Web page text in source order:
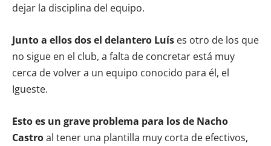
dejar la disciplina del equipo.
Junto a ellos dos el delantero Luís es otro de los que
no sigue en el club, a falta de concretar está muy
cerca de volver a un equipo conocido para él, el
Igueste.
Esto es un grave problema para los de Nacho
Castroal tener una plantilla muy corta de efectivos,